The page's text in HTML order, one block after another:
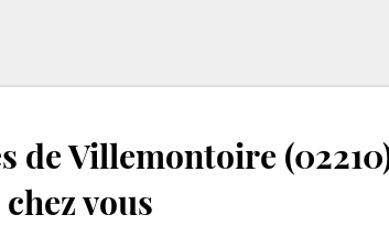
de Villemontoire
vous